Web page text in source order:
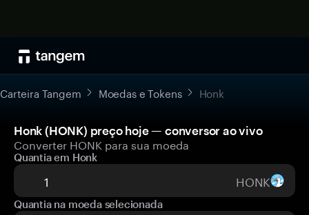
Carteira Tangem Moedas e Tokens Honk
Honk (HONK) preço hoje — conversor ao vivo
Converter HONK para sua moeda
Quantia em Honk
HONK
Quantia na moeda selecionada